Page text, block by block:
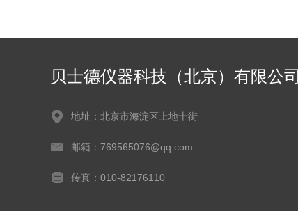
贝士德仪器科技（北京）有限公司
地址：北京市海淀区上地十街
邮箱：769565076@qq.com
传真：010-82176110